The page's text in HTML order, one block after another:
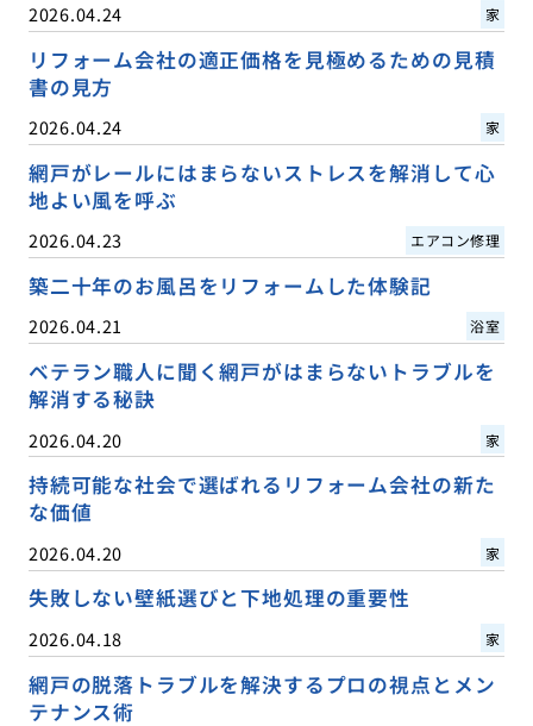
2026.04.24 家
リフォーム会社の適正価格を見極めるための見積
書の見方
2026.04.24 家
網戸がレールにはまらないストレスを解消して心
地よい風を呼ぶ
2026.04.23 エアコン修理
築二十年のお風呂をリフォームした体験記
2026.04.21 浴室
ベテラン職人に聞く網戸がはまらないトラブルを
解消する秘訣
2026.04.20 家
持続可能な社会で選ばれるリフォーム会社の新た
な価値
2026.04.20 家
失敗しない壁紙選びと下地処理の重要性
2026.04.18 家
網戸の脱落トラブルを解決するプロの視点とメン
テナンス術